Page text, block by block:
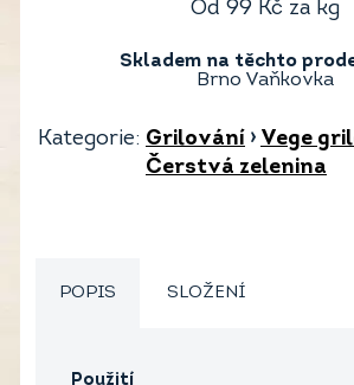
Od 99 Kč za kg
Skladem na těchto
Brno Vaňkovka
Kategorie: Grilování › Vege
Čerstvá zelenina
POPIS SLOŽENÍ
Použití